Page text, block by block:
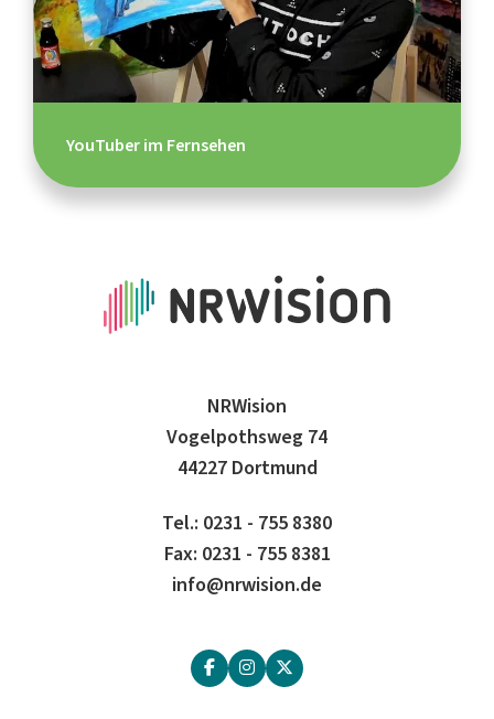
YouTuber im Fernsehen
NRWision
Vogelpothsweg 74
44227 Dortmund
Tel.: 0231 - 755 8380
Fax: 0231 - 755 8381
info@nrwision.de